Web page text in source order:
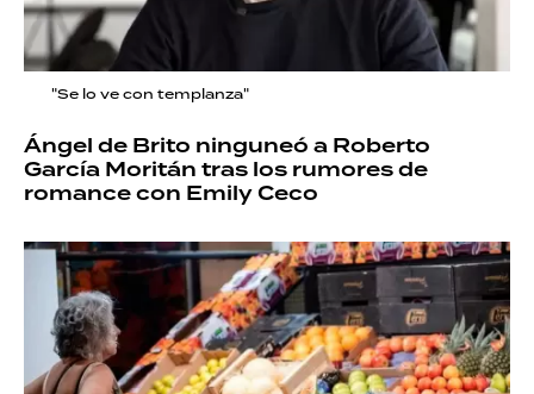
"Se lo ve con templanza"
Ángel de Brito ninguneó a Roberto
García Moritán tras los rumores de
romance con Emily Ceco